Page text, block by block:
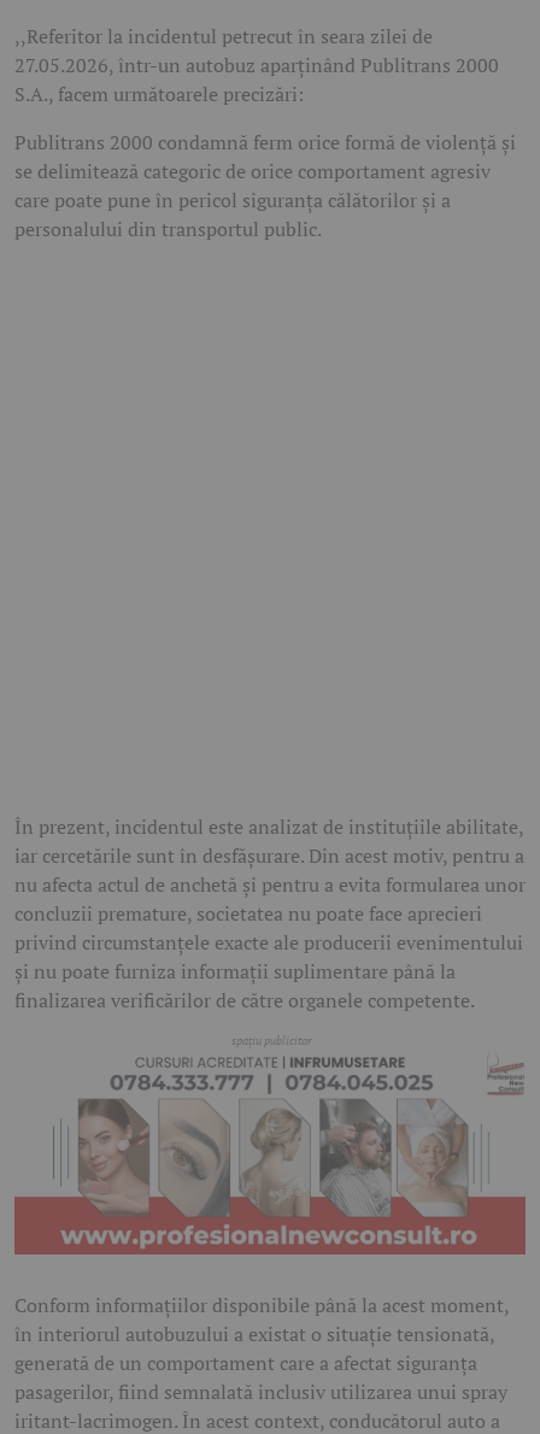
,,Referitor la incidentul petrecut în seara zilei de
27.05.2026, într-un autobuz aparținând Publitrans 2000
S.A., facem următoarele precizări:
Publitrans 2000 condamnă ferm orice formă de violență și
se delimitează categoric de orice comportament agresiv
care poate pune în pericol siguranța călătorilor și a
personalului din transportul public.
În prezent, incidentul este analizat de instituțiile abilitate,
iar cercetările sunt în desfășurare. Din acest motiv, pentru a
nu afecta actul de anchetă și pentru a evita formularea unor
concluzii premature, societatea nu poate face aprecieri
privind circumstanțele exacte ale producerii evenimentului
și nu poate furniza informații suplimentare până la
finalizarea verificărilor de către organele competente.
Conform informațiilor disponibile până la acest moment,
în interiorul autobuzului a existat o situație tensionată,
generată de un comportament care a afectat siguranța
pasagerilor, fiind semnalată inclusiv utilizarea unui spray
iritant-lacrimogen. În acest context, conducătorul auto a